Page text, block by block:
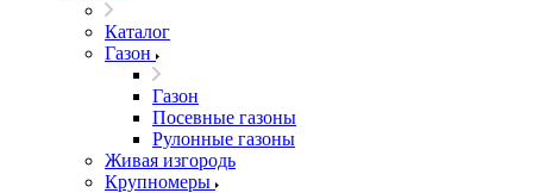
Каталог
Газон
Газон
Посевные газоны
Рулонные газоны
Живая изгородь
Крупномеры